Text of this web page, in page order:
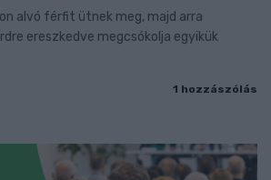
alvó férfit ütnek meg, majd arra
ereszkedve megcsókolja egyikük
1 hozzászólás